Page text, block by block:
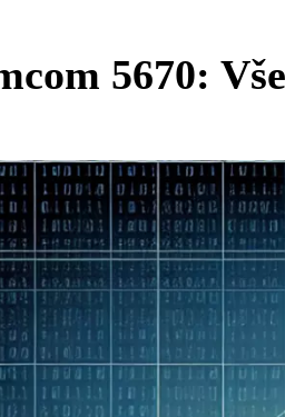
5670: